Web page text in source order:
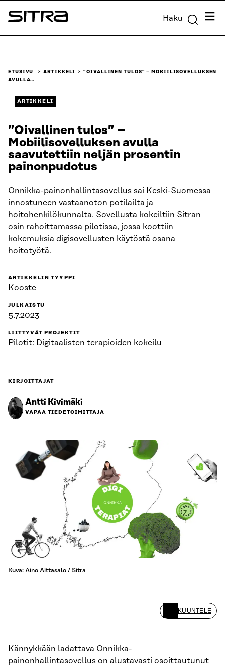
Siirry
suoraan
Sitra Haku
ETUSIVU ARTIKKELI
”OIVALLINEN TULOS” – MOBIILISOVELLUKSEN
AVULLA…
ARTIKKELI
”Oivallinen tulos” –
Mobiilisovelluksen avulla
saavutettiin neljän prosentin
painonpudotus
Onnikka-painonhallintasovellus sai Keski-Suomessa
innostuneen vastaanoton potilailta ja
hoitohenkilökunnalta. Sovellusta kokeiltiin Sitran
osin rahoittamassa pilotissa, jossa koottiin
kokemuksia digisovellusten käytöstä osana
hoitotyötä.
ARTIKKELIN TYYPPI
Kooste
JULKAISTU
5.7.2023
LIITTYVÄT PROJEKTIT
Pilotit: Digitaalisten terapioiden kokeilu
KIRJOITTAJAT
Antti Kivimäki
VAPAA TIEDETOIMITTAJA
Kuva: Aino Aittasalo / Sitra
KUUNTELE
Kännykkään ladattava Onnikka-
painonhallintasovellus on alustavasti osoittautunut